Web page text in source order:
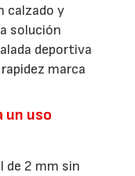
calzado y
solución
deportiva
marca
un uso
de 2 mm sin